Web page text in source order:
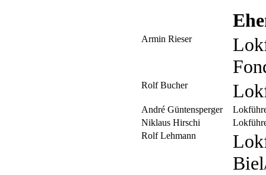
Armin Rieser
Rolf Bucher
André Güntensperger
Niklaus Hirschi
Rolf Lehmann